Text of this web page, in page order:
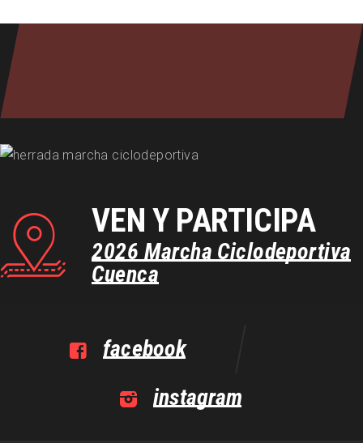
VEN Y PARTICIPA
2026 Marcha Ciclodeportiva
Cuenca
facebook
instagram